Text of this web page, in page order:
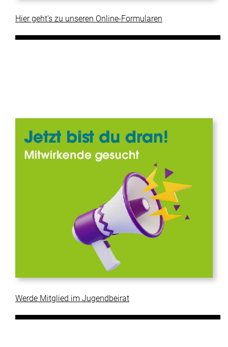
Hier geht's zu unseren Online-Formularen
Werde Mitglied im Jugendbeirat